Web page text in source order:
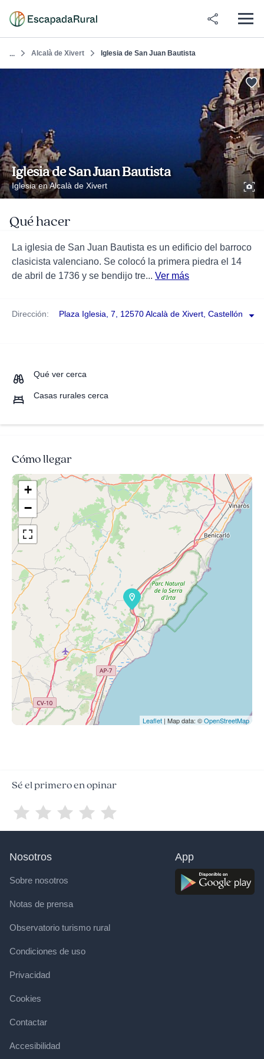
... Alcalà de Xivert Iglesia de San Juan Bautista
Iglesia de San Juan Bautista
Iglesia en Alcalà de Xivert
Qué hacer
La iglesia de San Juan Bautista es un edificio del barroco
clasicista valenciano. Se colocó la primera piedra el 14
de abril de 1736 y se bendijo tre... Ver más
Dirección: Plaza Iglesia, 7, 12570 Alcalà de Xivert, Castellón
Qué ver cerca
Casas rurales cerca
Cómo llegar
+
−
Leaflet | Map data: ©OpenStreetMap
Sé el primero en opinar
Nosotros
Sobre nosotros
Notas de prensa
Observatorio turismo rural
Condiciones de uso
Privacidad
Cookies
Contactar
Accesibilidad
App